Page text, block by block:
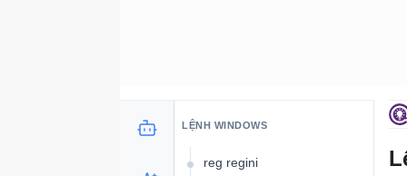
LỆNH WINDOWS
reg regini